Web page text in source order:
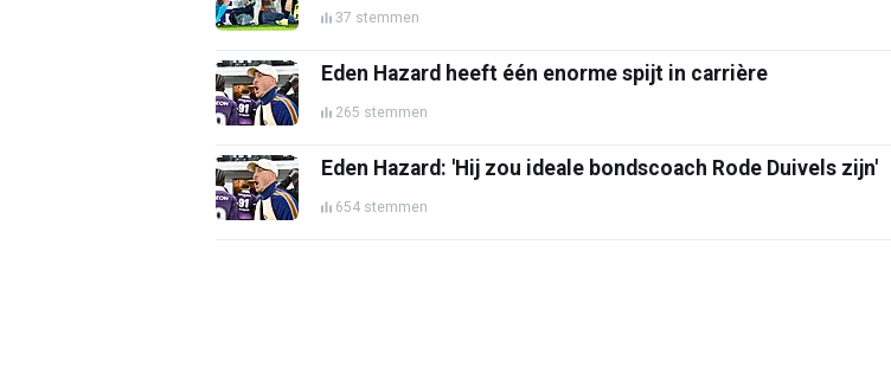
37 stemmen
Eden Hazard heeft één enorme spijt in carrière
265 stemmen
Eden Hazard: 'Hij zou ideale bondscoach Rode Duivels zijn'
654 stemmen